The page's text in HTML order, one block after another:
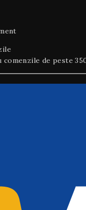
comenzile de peste